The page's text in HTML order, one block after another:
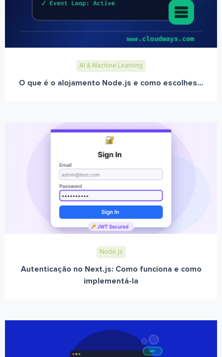
AI & Machine Learning
O que é o alojamento Node.js e como escolhes...
Node.js
Autenticação no Next.js: Como funciona e como
implementá-la